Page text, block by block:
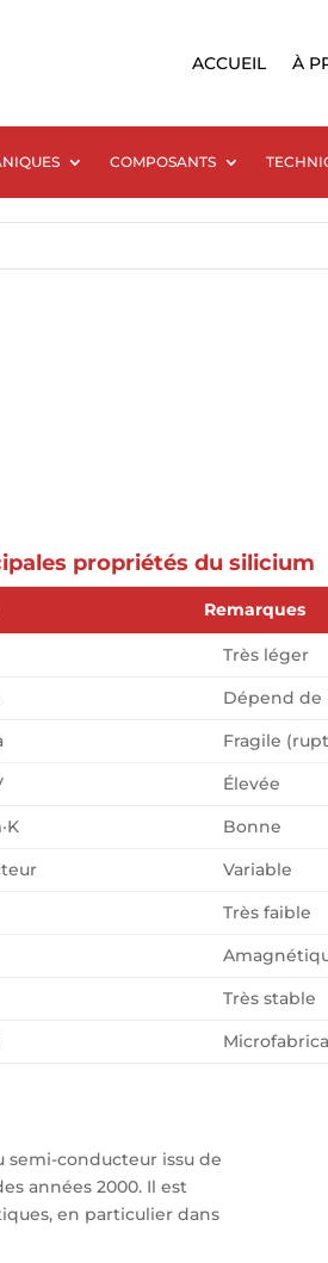
ACCUEIL À
COMPOSANTS
propriétés du silicium
Remarques
Très léger
Dépend de
Fragile
Élevée
Bonne
Variable
Très faible
Très stable
semi-conducteur issu de
années 2000. Il est
en particulier dans